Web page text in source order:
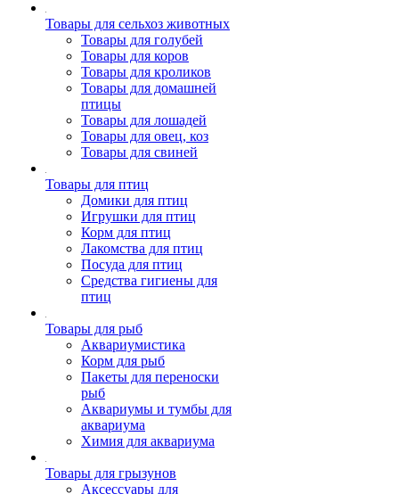
Товары для сельхоз животных
Товары для голубей
Товары для коров
Товары для кроликов
Товары для домашней
птицы
Товары для лошадей
Товары для овец, коз
Товары для свиней
Товары для птиц
Домики для птиц
Игрушки для птиц
Корм для птиц
Лакомства для птиц
Посуда для птиц
Средства гигиены для
птиц
Товары для рыб
Аквариумистика
Корм для рыб
Пакеты для переноски
рыб
Аквариумы и тумбы для
аквариума
Химия для аквариума
Товары для грызунов
Аксессуары для